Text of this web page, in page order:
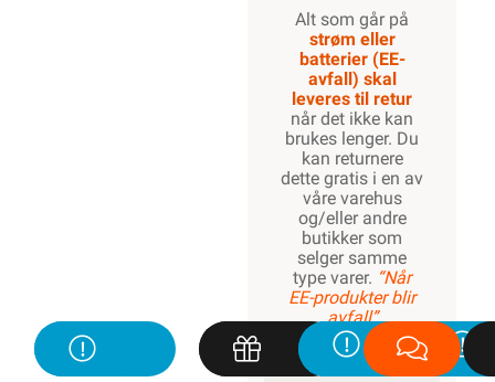
Alt som går på
strøm eller
batterier (EE-
avfall) skal
leveres til retur
når det ikke kan
brukes lenger. Du
kan returnere
dette gratis i en av
våre varehus
og/eller andre
butikker som
selger samme
type varer. “Når
EE-produkter blir
avfall”